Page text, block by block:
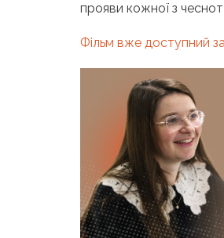
прояви кожної з
Фільм вже доступний